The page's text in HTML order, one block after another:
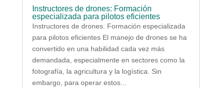
Instructores de drones: Formación
especializada para pilotos eficientes
Instructores de drones: Formación especializada
para pilotos eficientes El manejo de drones se ha
convertido en una habilidad cada vez más
demandada, especialmente en sectores como la
fotografía, la agricultura y la logística. Sin
embargo, para operar estos...